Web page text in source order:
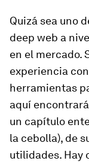
Quizá sea uno
deep web a
en el mercado.
experiencia
herramientas
aquí
un capítulo
la cebolla), de
utilidades. Hay